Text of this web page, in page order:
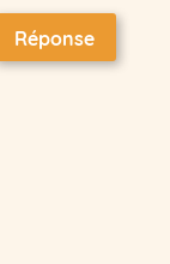
Réponse